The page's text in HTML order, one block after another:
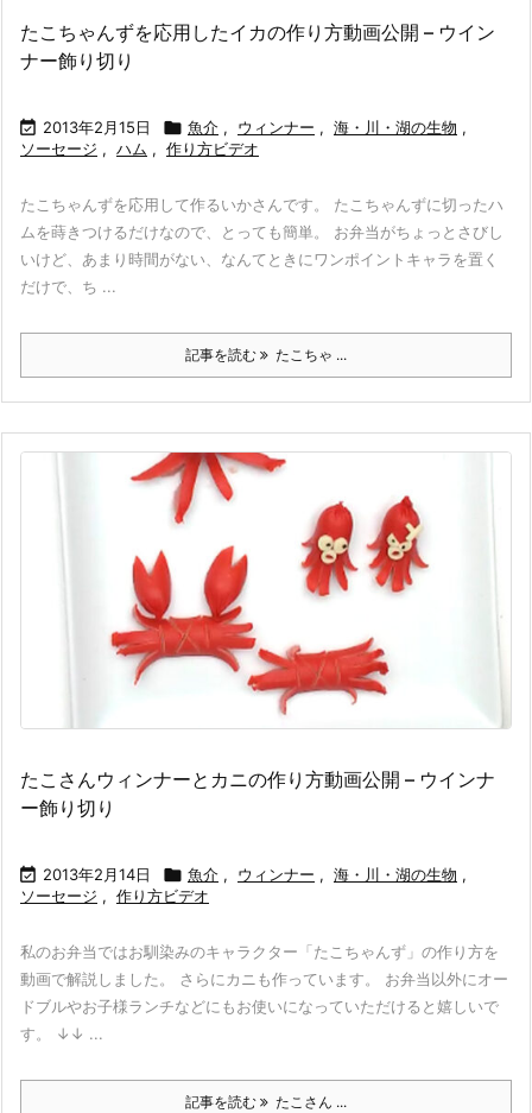
たこちゃんずを応用したイカの作り方動画公開 – ウイン
ナー飾り切り
 2013年2月15日  魚介 , ウィンナー , 海・川・湖の生物 ,
ソーセージ , ハム , 作り方ビデオ
たこちゃんずを応用して作るいかさんです。 たこちゃんずに切ったハ
ムを蒔きつけるだけなので、とっても簡単。 お弁当がちょっとさびし
いけど、あまり時間がない、なんてときにワンポイントキャラを置く
だけで、ち ...
記事を読む たこちゃ ...
たこさんウィンナーとカニの作り方動画公開 – ウインナ
ー飾り切り
 2013年2月14日  魚介 , ウィンナー , 海・川・湖の生物 ,
ソーセージ , 作り方ビデオ
私のお弁当ではお馴染みのキャラクター「たこちゃんず」の作り方を
動画で解説しました。 さらにカニも作っています。 お弁当以外にオー
ドブルやお子様ランチなどにもお使いになっていただけると嬉しいで
す。 ↓↓ ...
記事を読む たこさん ...